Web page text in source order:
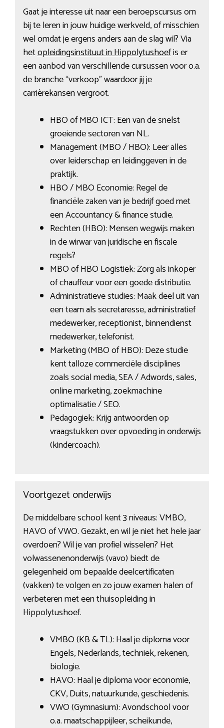
Gaat je interesse uit naar een beroepscursus om
bij te leren in jouw huidige werkveld, of misschien
wel omdat je ergens anders aan de slag wil? Via
hetopleidingsinstituut in Hippolytushoefis er
een aanbod van verschillende cursussen voor o.a.
de branche “verkoop” waardoor jij je
carrièrekansen vergroot.
HBO of MBO ICT: Een van de snelst
groeiende sectoren van NL.
Management (MBO / HBO): Leer alles
over leiderschap en leidinggeven in de
praktijk.
HBO / MBO Economie: Regel de
financiële zaken van je bedrijf goed met
een Accountancy & finance studie.
Rechten (HBO): Mensen wegwijs maken
in de wirwar van juridische en fiscale
regels?
MBO of HBO Logistiek: Zorg als inkoper
of chauffeur voor een goede distributie.
Administratieve studies: Maak deel uit van
een team als secretaresse, administratief
medewerker, receptionist, binnendienst
medewerker, telefonist.
Marketing (MBO of HBO): Deze studie
kent talloze commerciële disciplines
zoals social media, SEA / Adwords, sales,
online marketing, zoekmachine
optimalisatie / SEO.
Pedagogiek: Krijg antwoorden op
vraagstukken over opvoeding in onderwijs
(kindercoach).
Voortgezet onderwijs
De middelbare school kent 3 niveaus: VMBO,
HAVO of VWO. Gezakt, en wil je niet het hele jaar
overdoen? Wil je van profiel wisselen? Het
volwassenenonderwijs (vavo) biedt de
gelegenheid om bepaalde deelcertificaten
(vakken) te volgen en zo jouw examen halen of
verbeteren met een thuisopleiding in
Hippolytushoef.
VMBO (KB & TL): Haal je diploma voor
Engels, Nederlands, techniek, rekenen,
biologie.
HAVO: Haal je diploma voor economie,
CKV, Duits, natuurkunde, geschiedenis.
VWO (Gymnasium): Avondschool voor
o.a. maatschappijleer, scheikunde,